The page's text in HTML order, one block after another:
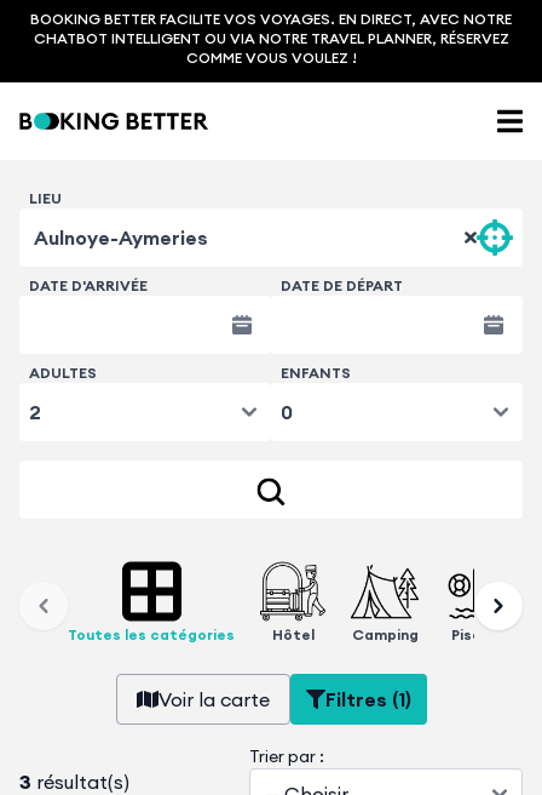
BOOKING BETTER FACILITE VOS VOYAGES. EN DIRECT, AVEC NOTRE
CHATBOT INTELLIGENT OU VIA NOTRE TRAVEL PLANNER, RÉSERVEZ
COMME VOUS VOULEZ !
LIEU
DATE D'ARRIVÉE DATE DE DÉPART
ADULTES ENFANTS
Toutes les catégories Hôtel Camping Piscine
Voir la carte Filtres (1)
3 résultat(s)
Trier par :